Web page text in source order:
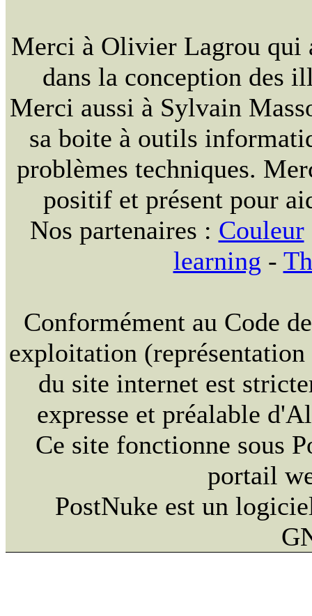
Merci à Olivier Lagrou qui
dans la conception des
Merci aussi à Sylvain
sa boite à outils
problèmes techniques.
positif et présent pour
Nos partenaires : Couleur
learning -
Conformément au Code
exploitation
du site internet est
expresse et préalable
Ce site fonctionne sous
portail
PostNuke est un